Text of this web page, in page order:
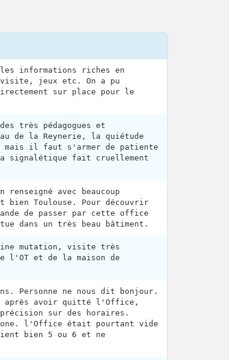
informations riches en
jeux etc. On a pu
sur place pour le
très pédagogues et
de la Reynerie, la quiétude
il faut s'armer de patiente
fait cruellement
renseigné avec beaucoup
Toulouse. Pour découvrir
de passer par cette office
dans un très beau bâtiment.
mutation, visite très
l'OT et de la maison de
Personne ne nous dit bonjour.
après avoir quitté l'Office,
sur des horaires.
l'Office était pourtant vide
bien 5 ou 6 et ne